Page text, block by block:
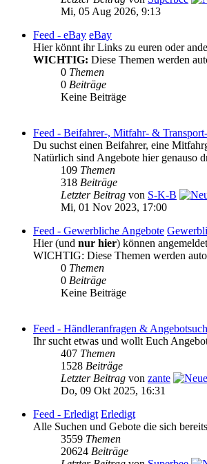
Mi, 05 Aug 2026, 9:13
Feed - eBay eBay
Hier könnt ihr Links zu euren oder
WICHTIG: Diese Themen werden
0 Themen
0 Beiträge
Keine Beiträge
Feed - Beifahrer-, Mitfahr- &
Du suchst einen Beifahrer, eine
Natürlich sind Angebote hier genauso
109 Themen
318 Beiträge
Letzter Beitrag von S-K-B
Mi, 01 Nov 2023, 17:00
Feed - Gewerbliche Angebote
Hier (und nur hier) können
WICHTIG: Diese Themen werden
0 Themen
0 Beiträge
Keine Beiträge
Feed - Händleranfragen &
Ihr sucht etwas und wollt Euch
407 Themen
1528 Beiträge
Letzter Beitrag von zante
Do, 09 Okt 2025, 16:31
Feed - Erledigt Erledigt
Alle Suchen und Gebote die sich
3559 Themen
20624 Beiträge